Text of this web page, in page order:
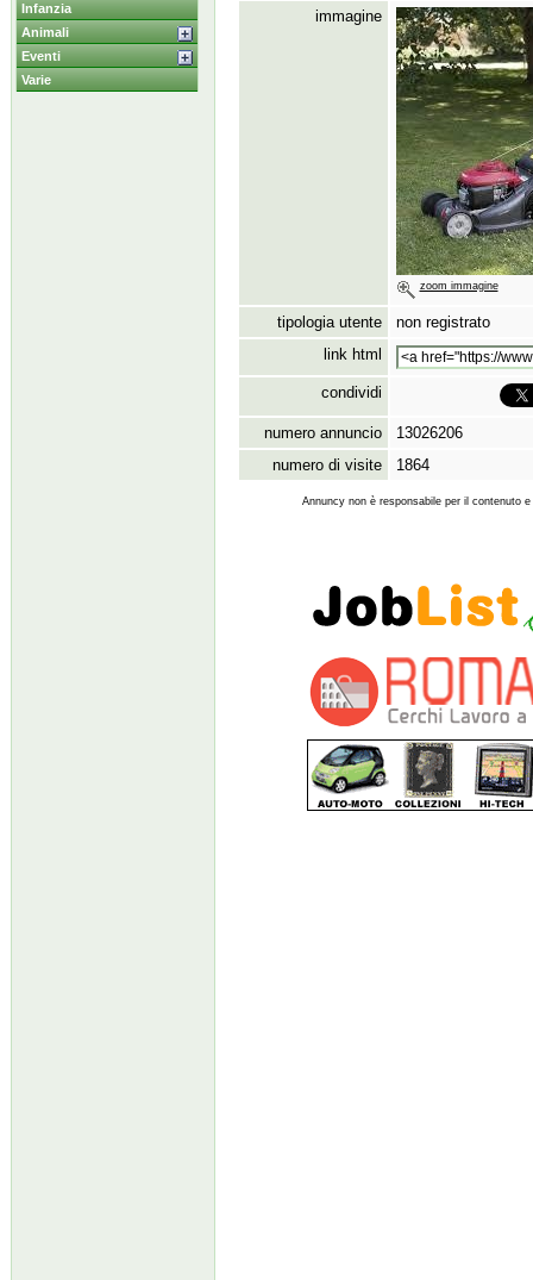
Infanzia
Animali
Eventi
Varie
immagine
zoom immagine
tipologia utente
non registrato
link html
condividi
numero annuncio
13026206
numero di visite
1864
Annuncy non è responsabile per il contenuto